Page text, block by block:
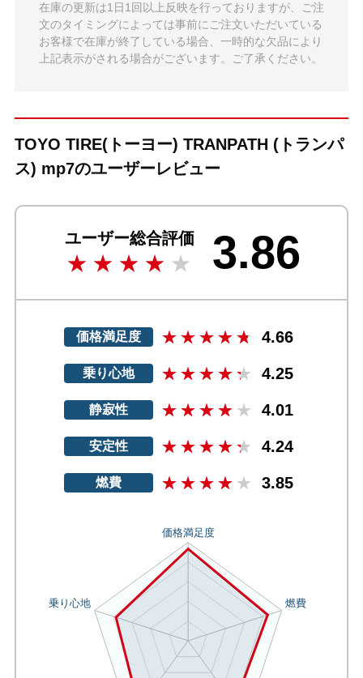
在庫の更新は1日1回以上反映を行っておりますが、ご注
文のタイミングによっては事前にご注文いただいている
お客様で在庫が終了している場合、一時的な欠品により
上記表示がされる場合がございます。ご了承ください。
TOYO TIRE(トーヨー) TRANPATH (トランパ
ス) mp7のユーザーレビュー
ユーザー総合評価 3.86
価格満足度 4.66
乗り心地 4.25
静寂性 4.01
安定性 4.24
燃費 3.85